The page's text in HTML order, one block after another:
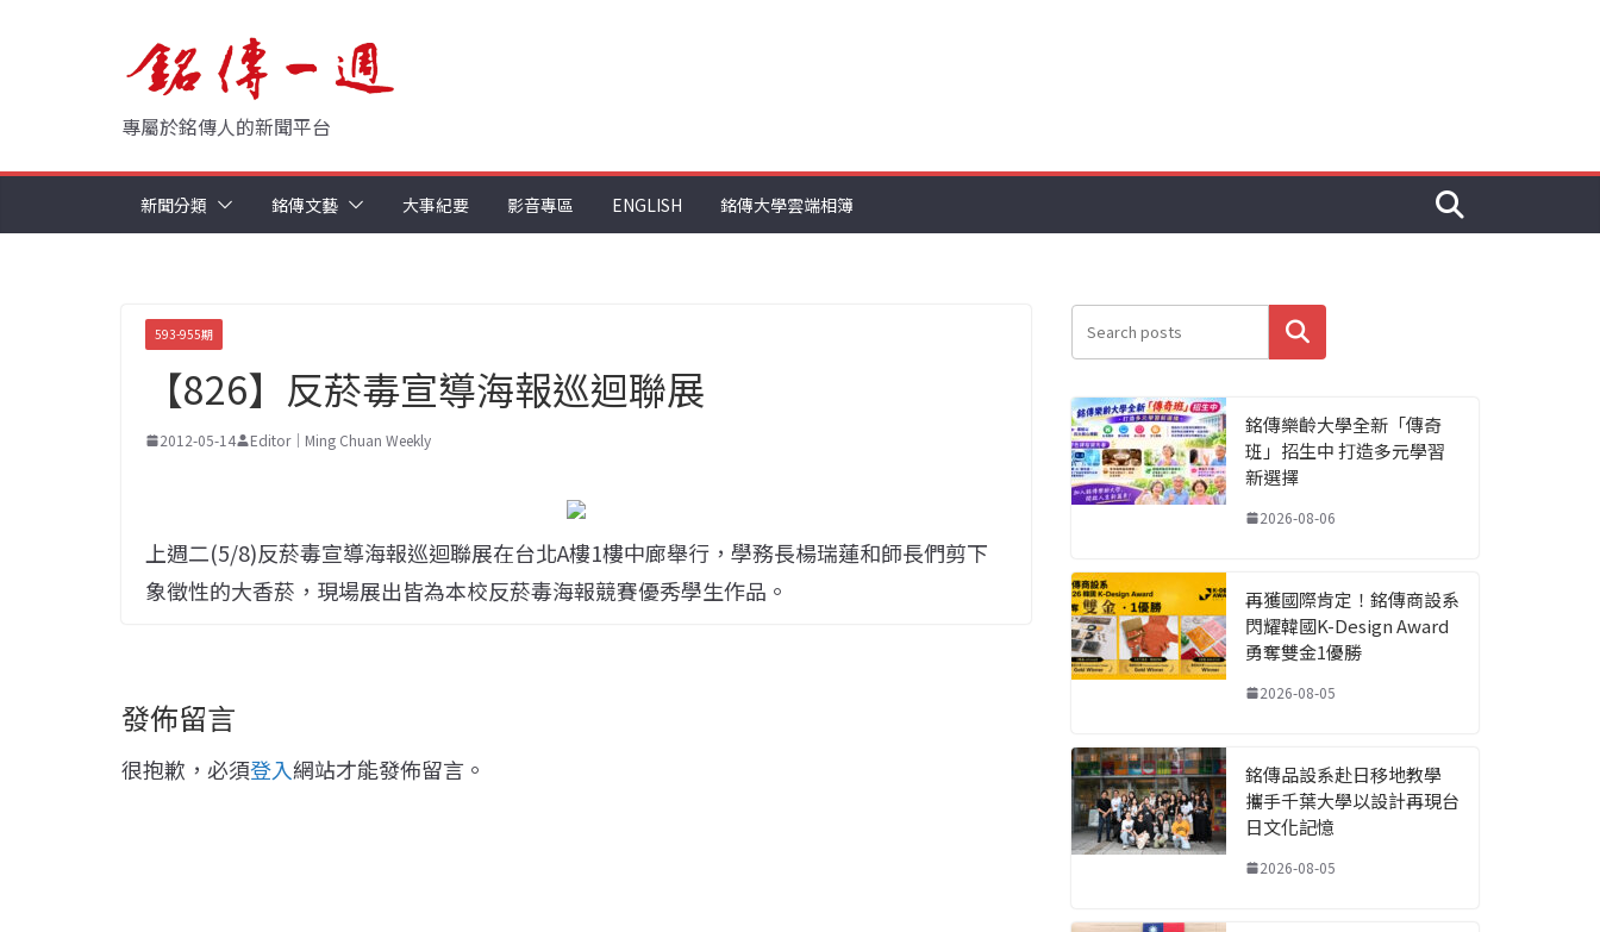
專屬於銘傳人的新聞平台
新聞分類 銘傳文藝 大事紀要 影音專區 ENGLISH 銘傳大學雲端相簿
593-955期
【826】反菸毒宣導海報巡迴聯展
2012-05-14 Editor｜Ming Chuan Weekly
上週二(5/8)反菸毒宣導海報巡迴聯展在台北A樓1樓中廊舉行，學務長楊瑞蓮和師長們剪下
象徵性的大香菸，現場展出皆為本校反菸毒海報競賽優秀學生作品。
發佈留言
很抱歉，必須登入網站才能發佈留言。
搜尋
銘傳樂齡大學全新「傳奇
班」招生中 打造多元學習
新選擇
2026-08-06
再獲國際肯定！銘傳商設系
閃耀韓國K-Design Award
勇奪雙金1優勝
2026-08-05
銘傳品設系赴日移地教學
攜手千葉大學以設計再現台
日文化記憶
2026-08-05